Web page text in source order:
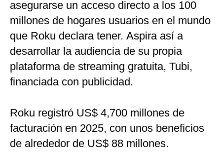
asegurarse un acceso directo a los 100
millones de hogares usuarios en el mundo
que Roku declara tener. Aspira así a
desarrollar la audiencia de su propia
plataforma de streaming gratuita, Tubi,
financiada con publicidad.
Roku registró US$ 4,700 millones de
facturación en 2025, con unos beneficios
de alrededor de US$ 88 millones.